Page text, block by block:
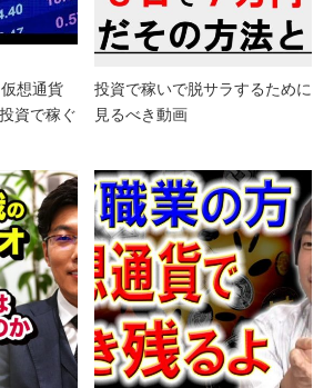
想通貨
資で稼ぐ
投資で稼いで脱サラするために
見るべき動画